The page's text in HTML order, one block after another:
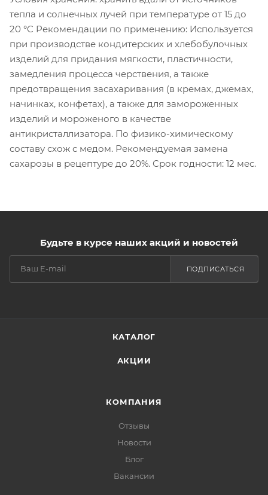
тепла и солнечных лучей при температуре от 15 до
20 °C Рекомендации по применению: Используется
при производстве кондитерских и хлебобулочных
изделий для придания мягкости, пластичности,
замедления процесса черствения, а также
предотвращения засахаривания (в кремах, джемах,
начинках, конфетах), а также для замороженных
изделий и мороженого в качестве
антикристаллизатора. По физико-химическому
составу схож с медом. Рекомендуемая замена
сахарозы в рецептуре до 20%. Срок годности: 12 мес.
Будьте в курсе наших акций и новостей
ПОДПИСАТЬСЯ
КАТАЛОГ
АКЦИИ
КОМПАНИЯ
Отзывы
Новости
Блог
Вакансии